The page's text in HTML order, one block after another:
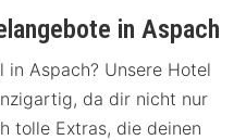
in Aspach
in Aspach? Unsere Hotel
da dir nicht nur
tolle Extras, die deinen